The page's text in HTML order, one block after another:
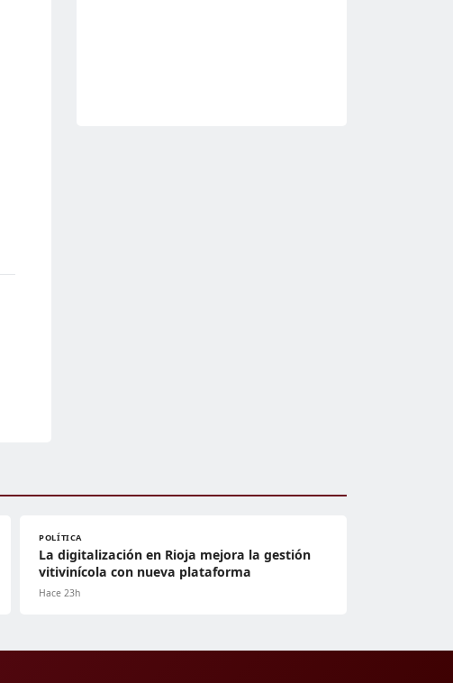
POLÍTICA
La digitalización en Rioja mejora la gestión
vitivinícola con nueva plataforma
Hace 23h